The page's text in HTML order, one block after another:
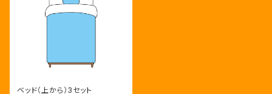
ベッド（上から）3セット